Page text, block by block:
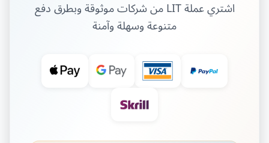
اشتري عملة LIT من شركات موثوقة وبطرق دفع
متنوعة وسهلة وآمنة